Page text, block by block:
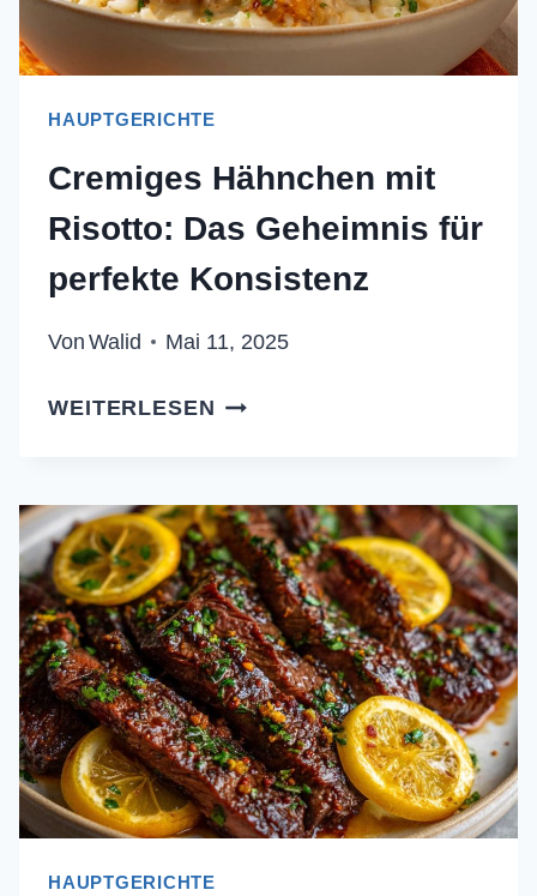
HAUPTGERICHTE
Cremiges Hähnchen mit
Risotto: Das Geheimnis für
perfekte Konsistenz
Von Walid Mai 11, 2025
WEITERLESEN CREMIGES
RISOTTO:
DAS
GEHEIMNIS
FÜR
PERFEKTE
KONSISTENZ
HAUPTGERICHTE